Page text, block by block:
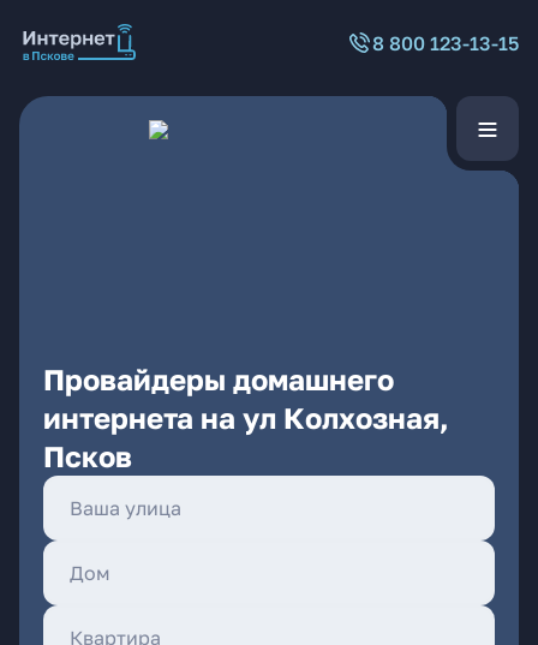
8 800 123-13-15
Провайдеры домашнего
интернета на ул Колхозная,
Псков